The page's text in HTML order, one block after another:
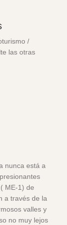
/
las otras
nunca está a
ME-1) de
a través de la
valles y
no muy lejos